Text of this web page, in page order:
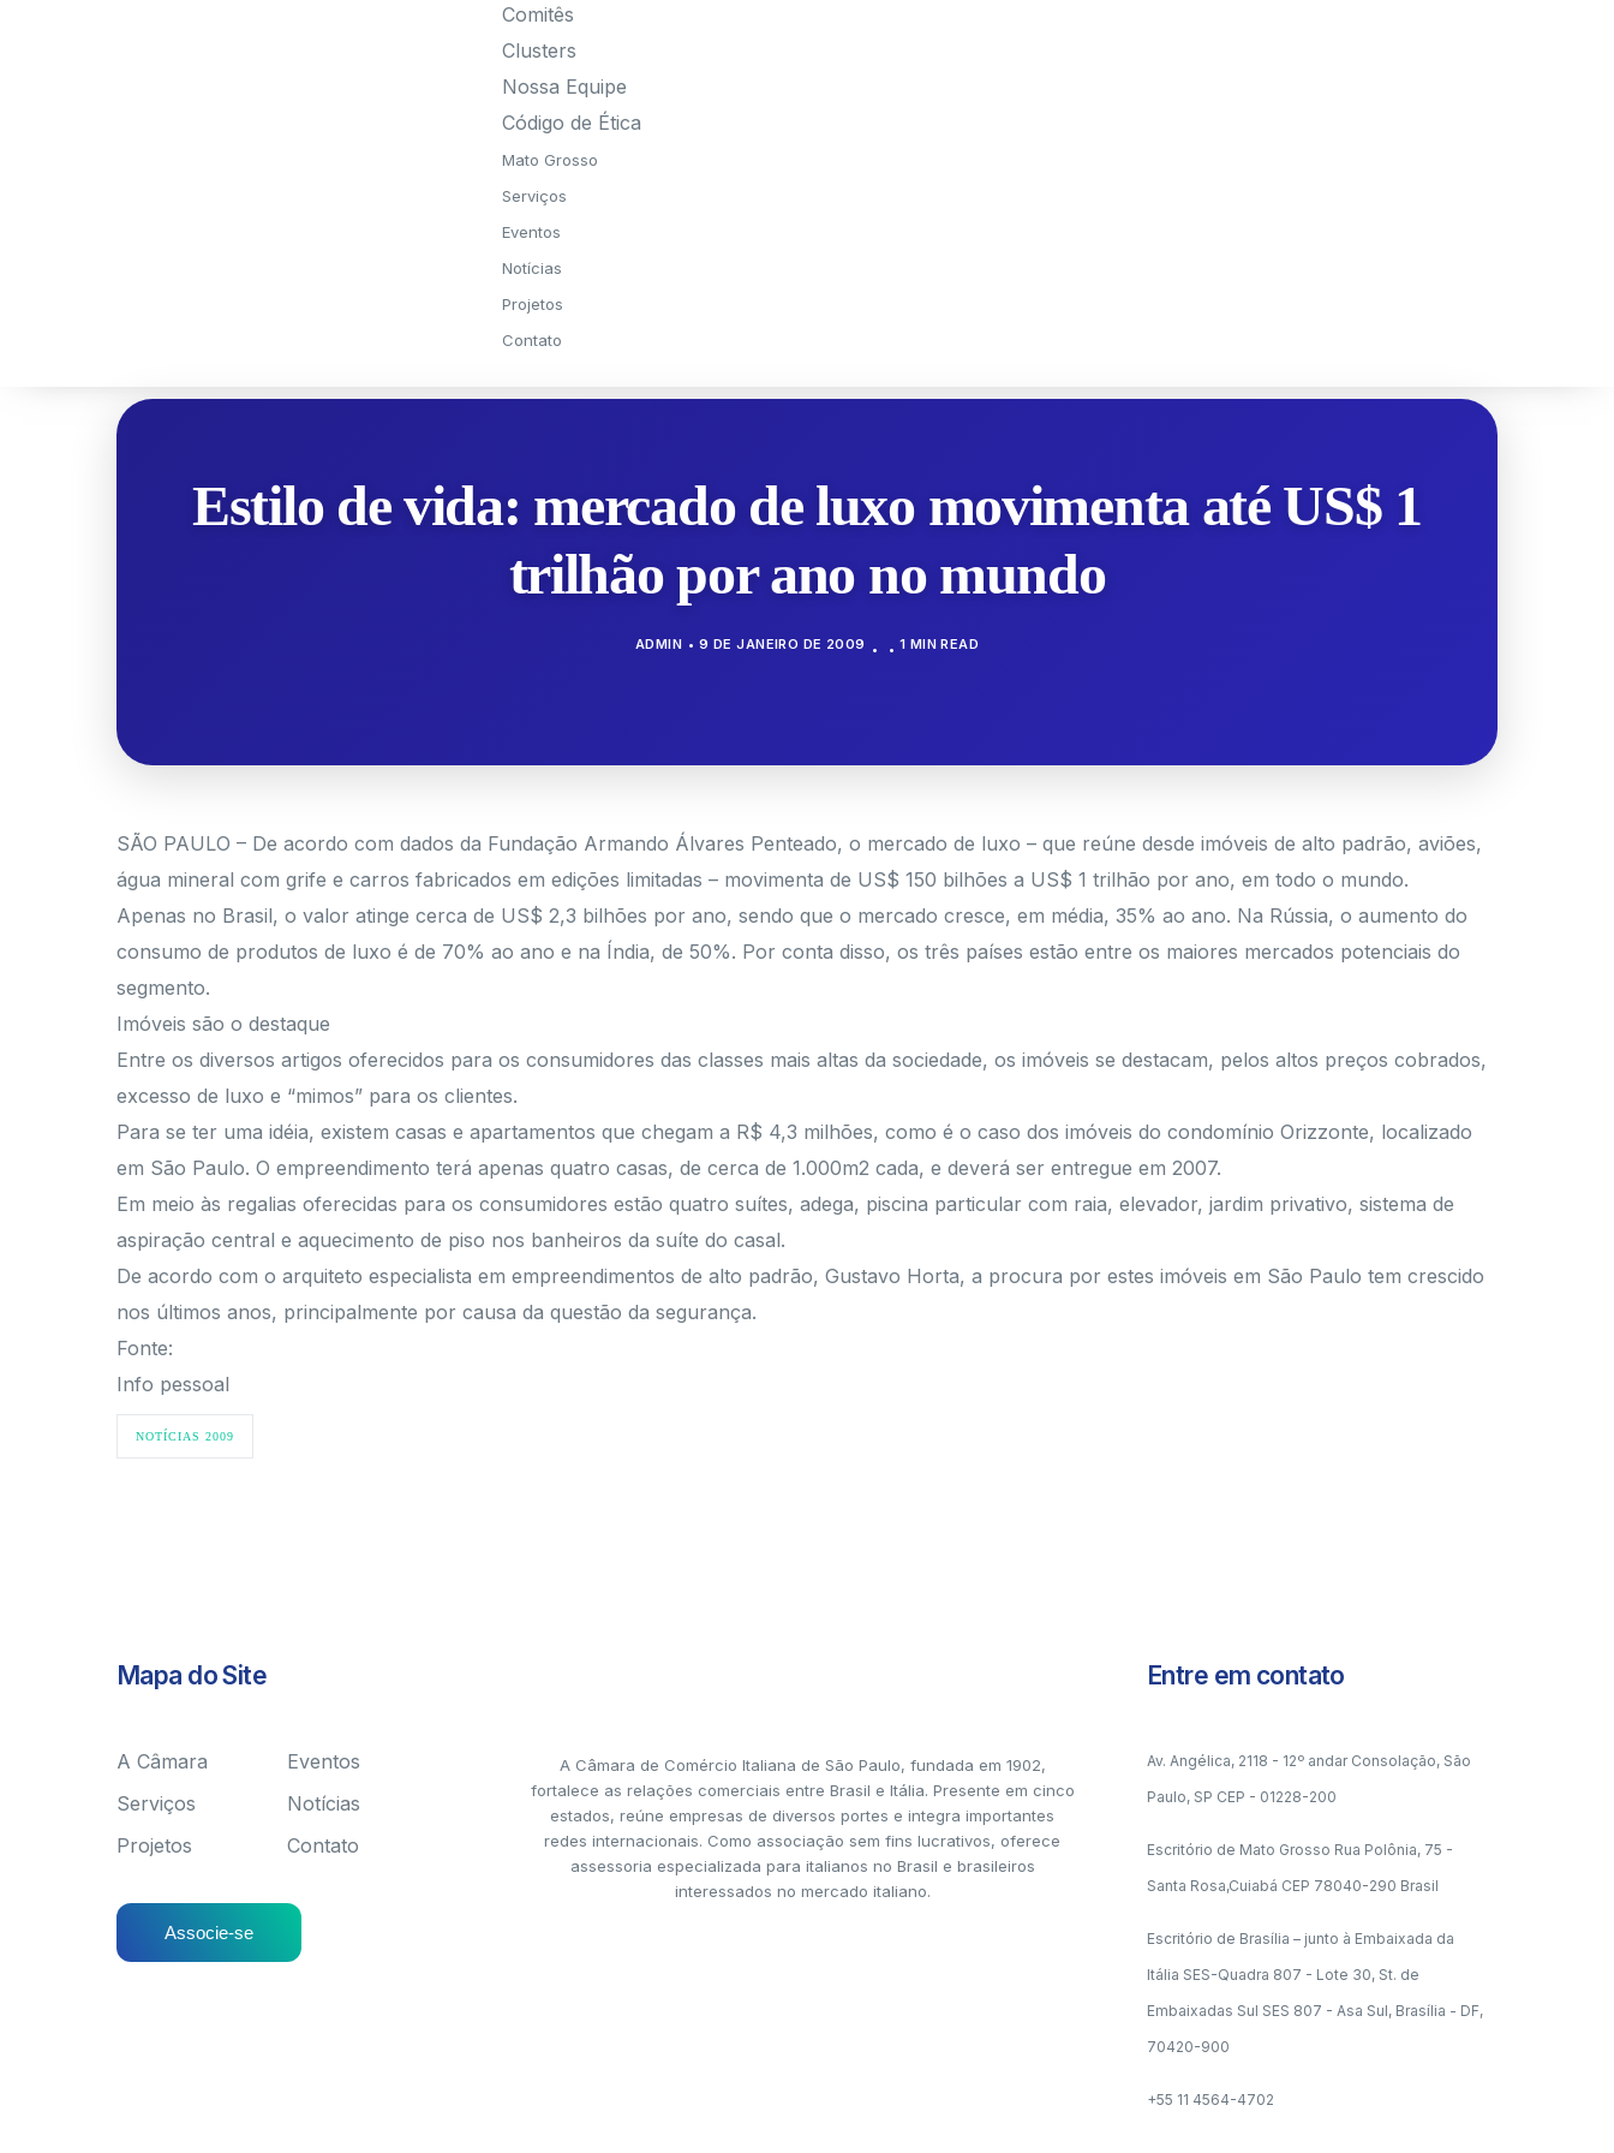
Comitês
Clusters
Nossa Equipe
Código de Ética
Mato Grosso
Serviços
Eventos
Notícias
Projetos
Contato
Estilo de vida: mercado de luxo movimenta até US$ 1
trilhão por ano no mundo
ADMIN 9 DE JANEIRO DE 2009 1 MIN READ
SÃO PAULO – De acordo com dados da Fundação Armando Álvares Penteado, o mercado de luxo – que reúne desde imóveis de alto padrão, aviões,
água mineral com grife e carros fabricados em edições limitadas – movimenta de US$ 150 bilhões a US$ 1 trilhão por ano, em todo o mundo.
Apenas no Brasil, o valor atinge cerca de US$ 2,3 bilhões por ano, sendo que o mercado cresce, em média, 35% ao ano. Na Rússia, o aumento do
consumo de produtos de luxo é de 70% ao ano e na Índia, de 50%. Por conta disso, os três países estão entre os maiores mercados potenciais do
segmento.
Imóveis são o destaque
Entre os diversos artigos oferecidos para os consumidores das classes mais altas da sociedade, os imóveis se destacam, pelos altos preços cobrados,
excesso de luxo e “mimos” para os clientes.
Para se ter uma idéia, existem casas e apartamentos que chegam a R$ 4,3 milhões, como é o caso dos imóveis do condomínio Orizzonte, localizado
em São Paulo. O empreendimento terá apenas quatro casas, de cerca de 1.000m2 cada, e deverá ser entregue em 2007.
Em meio às regalias oferecidas para os consumidores estão quatro suítes, adega, piscina particular com raia, elevador, jardim privativo, sistema de
aspiração central e aquecimento de piso nos banheiros da suíte do casal.
De acordo com o arquiteto especialista em empreendimentos de alto padrão, Gustavo Horta, a procura por estes imóveis em São Paulo tem crescido
nos últimos anos, principalmente por causa da questão da segurança.
Fonte:
Info pessoal
NOTÍCIAS 2009
Mapa do Site
A Câmara
Serviços
Projetos
Eventos
Notícias
Contato
Associe-se
A Câmara de Comércio Italiana de São Paulo, fundada em 1902,
fortalece as relações comerciais entre Brasil e Itália. Presente em cinco
estados, reúne empresas de diversos portes e integra importantes
redes internacionais. Como associação sem fins lucrativos, oferece
assessoria especializada para italianos no Brasil e brasileiros
interessados no mercado italiano.
Entre em contato
Av. Angélica, 2118 - 12º andar Consolação, São
Paulo, SP CEP - 01228-200
Escritório de Mato Grosso Rua Polônia, 75 -
Santa Rosa,Cuiabá CEP 78040-290 Brasil
Escritório de Brasília – junto à Embaixada da
Itália SES-Quadra 807 - Lote 30, St. de
Embaixadas Sul SES 807 - Asa Sul, Brasília - DF,
70420-900
+55 11 4564-4702